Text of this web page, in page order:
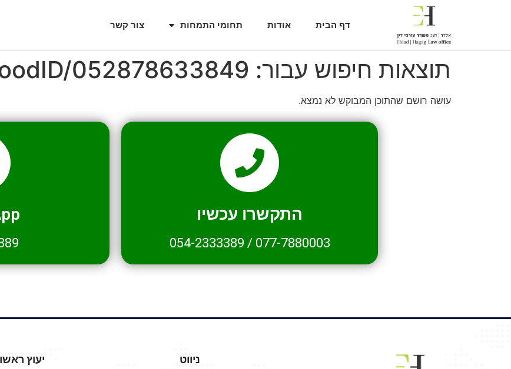
דף הבית אודות תחומי התמחות צור קשר
תוצאות חיפוש עבור: 052878633849
עושה רושם שהתוכן המבוקש לא נמצא.
התקשרו עכשיו
077-7880003
/
054-2333389
ניווט יעוץ